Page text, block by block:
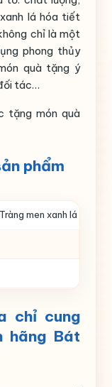
lá hóa tiết
chỉ là một
phong thủy
quà tặng ý
tác…
tặng món quà
phẩm
men xanh lá in
chỉ cung
hãng Bát